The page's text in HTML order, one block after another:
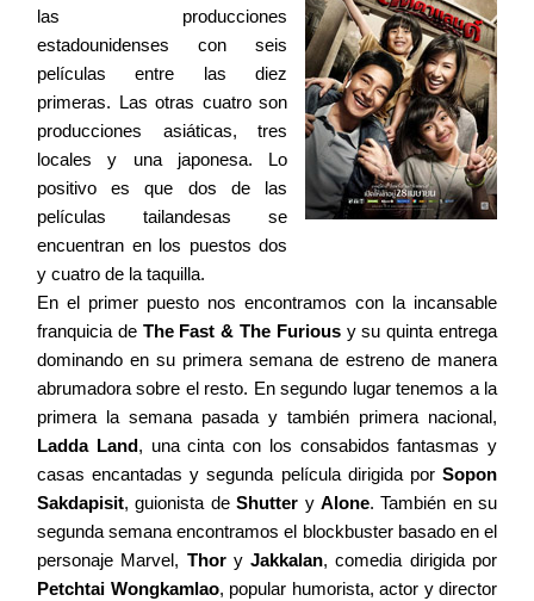
las producciones
estadounidenses con seis
películas entre las diez
primeras. Las otras cuatro son
producciones asiáticas, tres
locales y una japonesa. Lo
positivo es que dos de las
películas tailandesas se
encuentran en los puestos dos
y cuatro de la taquilla.
En el primer puesto nos encontramos con la incansable
franquicia de The Fast & The Furiousy su quinta entrega
dominando en su primera semana de estreno de manera
abrumadora sobre el resto. En segundo lugar tenemos a la
primera la semana pasada y también primera nacional,
Ladda Land, una cinta con los consabidos fantasmas y
casas encantadas y segunda película dirigida por Sopon
Sakdapisit, guionista deShutter y Alone. También en su
segunda semana encontramos el blockbuster basado en el
personaje Marvel, ThoryJakkalan, comedia dirigida por
Petchtai Wongkamlao, popular humorista, actor y director
Agenda
Contacto
©2026 COPYRIGHT FLOTHEMES